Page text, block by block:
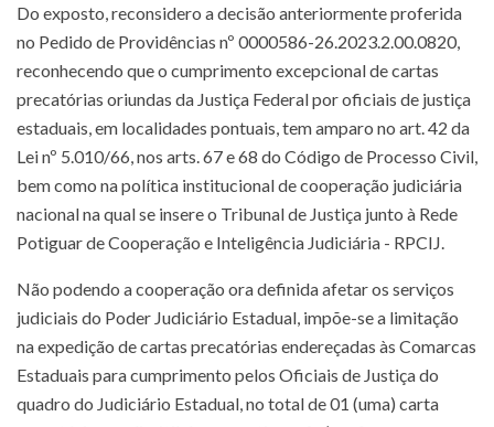
Do exposto, reconsidero a decisão anteriormente proferida
no Pedido de Providências nº 0000586-26.2023.2.00.0820,
reconhecendo que o cumprimento excepcional de cartas
precatórias oriundas da Justiça Federal por oficiais de justiça
estaduais, em localidades pontuais, tem amparo no art. 42 da
Lei nº 5.010/66, nos arts. 67 e 68 do Código de Processo Civil,
bem como na política institucional de cooperação judiciária
nacional na qual se insere o Tribunal de Justiça junto à Rede
Potiguar de Cooperação e Inteligência Judiciária - RPCIJ.
Não podendo a cooperação ora definida afetar os serviços
judiciais do Poder Judiciário Estadual, impõe-se a limitação
na expedição de cartas precatórias endereçadas às Comarcas
Estaduais para cumprimento pelos Oficiais de Justiça do
quadro do Judiciário Estadual, no total de 01 (uma) carta